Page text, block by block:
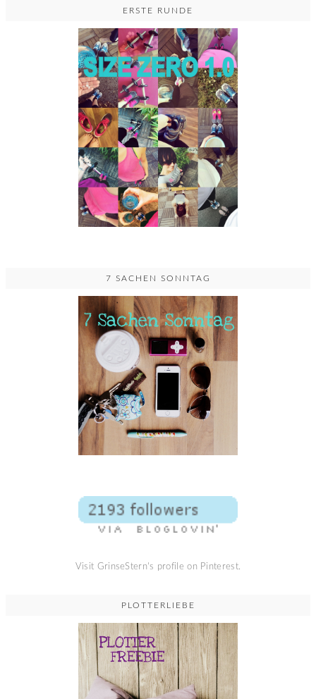
ERSTE RUNDE
7 SACHEN SONNTAG
Visit GrinseStern's profile on Pinterest.
PLOTTERLIEBE